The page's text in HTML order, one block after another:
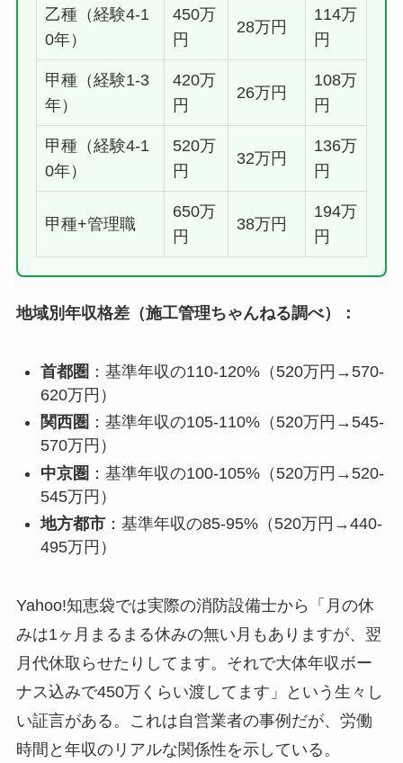
乙種（経験4-1
0年）
450万
円
28万円
114万
円
甲種（経験1-3
年）
420万
円
26万円
108万
円
甲種（経験4-1
0年）
520万
円
32万円
136万
円
甲種+管理職
650万
円
38万円
194万
円
地域別年収格差（施工管理ちゃんねる調べ）：
首都圏 ：基準年収の110-120%（520万円→570-
620万円）
関西圏 ：基準年収の105-110%（520万円→545-
570万円）
中京圏 ：基準年収の100-105%（520万円→520-
545万円）
地方都市：基準年収の85-95%（520万円→440-
495万円）
Yahoo!知恵袋では実際の消防設備士から「月の休
みは1ヶ月まるまる休みの無い月もありますが、翌
月代休取らせたりしてます。それで大体年収ボー
ナス込みで450万くらい渡してます」という生々し
い証言がある。これは自営業者の事例だが、労働
時間と年収のリアルな関係性を示している。